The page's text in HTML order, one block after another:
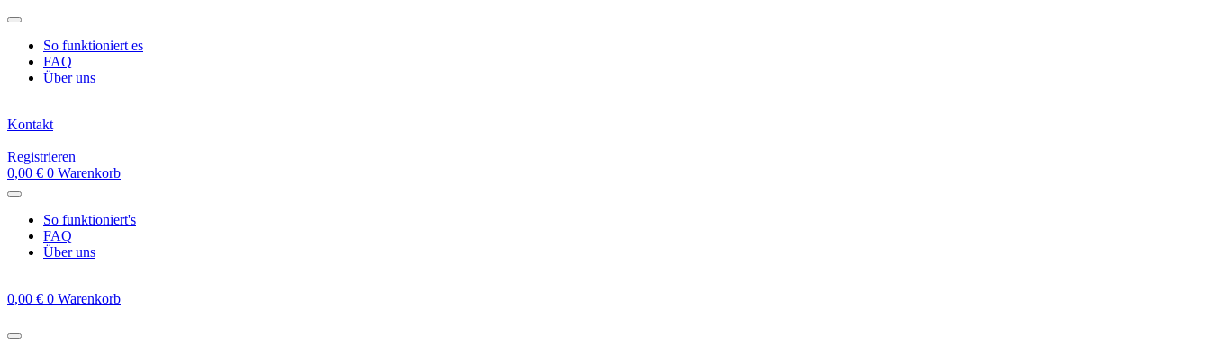
Zum
springenSo funktioniert es
FAQ
Über uns
Kontakt
Registrieren
0,00 € 0 Warenkorb
So funktioniert's
FAQ
Über uns
0,00 € 0 Warenkorb